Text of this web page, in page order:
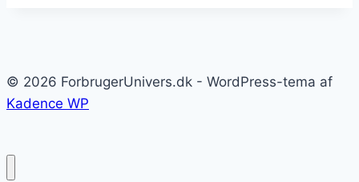
© 2026 ForbrugerUnivers.dk - WordPress-tema af
Kadence WP